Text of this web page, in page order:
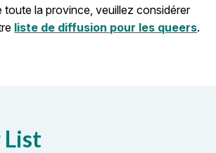
toute la province, veuillez considérer
liste de diffusion pour les queers.
List